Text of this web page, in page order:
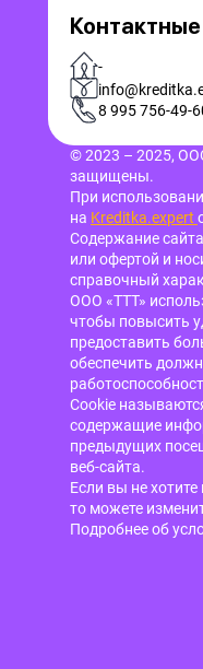
-
8 995 756-49-
© 2023 – 2025,
защищены.
При
на Kreditka.expert
Содержание
или офертой и
справочный
ООО «ТТТ»
чтобы повысить
предоставить
обеспечить
Cookie
содержащие
предыдущих
веб-сайта.
Если вы не
то можете
Подробнее об